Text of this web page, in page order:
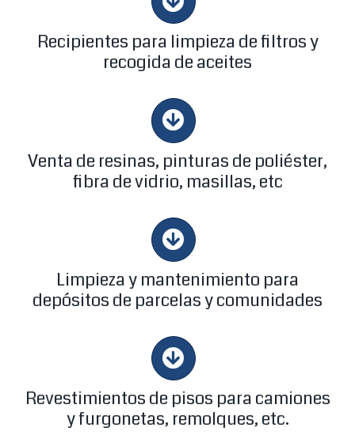
Recipientes para limpieza de filtros y
recogida de aceites
Venta de resinas, pinturas de poliéster,
fibra de vidrio, masillas, etc
Limpieza y mantenimiento para
depósitos de parcelas y comunidades
Revestimientos de pisos para camiones
y furgonetas, remolques, etc.